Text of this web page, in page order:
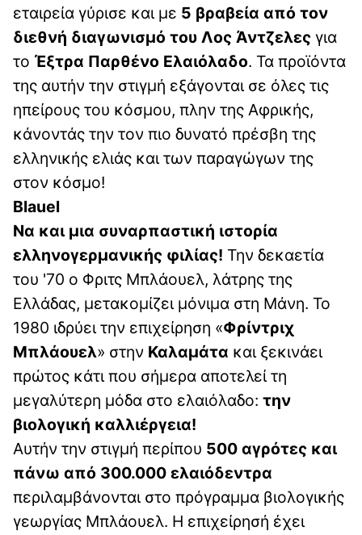
εταιρεία γύρισε και με 5 βραβεία από τον
διεθνή διαγωνισμό του Λος Άντζελες για
το Έξτρα Παρθένο Ελαιόλαδο. Τα προϊόντα
της αυτήν την στιγμή εξάγονται σε όλες τις
ηπείρους του κόσμου, πλην της Αφρικής,
κάνοντάς την τον πιο δυνατό πρέσβη της
ελληνικής ελιάς και των παραγώγων της
στον κόσμο!
Blauel
Nα και μια συναρπαστική ιστορία
ελληνογερμανικής φιλίας! Την δεκαετία
του '70 ο Φριτς Μπλάουελ, λάτρης της
Ελλάδας, μετακομίζει μόνιμα στη Μάνη. Το
1980 ιδρύει την επιχείρηση «Φρίντριχ
Μπλάουελ» στην Καλαμάτα και ξεκινάει
πρώτος κάτι που σήμερα αποτελεί τη
μεγαλύτερη μόδα στο ελαιόλαδο: την
βιολογική καλλιέργεια!
Αυτήν την στιγμή περίπου 500 αγρότες και
πάνω από 300.000 ελαιόδεντρα
περιλαμβάνονται στο πρόγραμμα βιολογικής
γεωργίας Μπλάουελ. Η επιχείρησή έχει